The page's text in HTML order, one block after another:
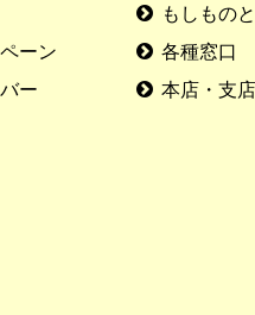
ーン
ー
もしもの
各種窓口
本店・支